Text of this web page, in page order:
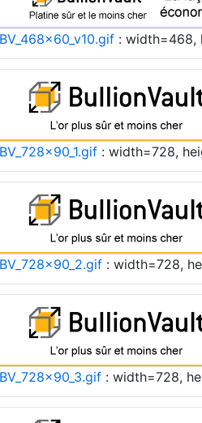
BV_468x60_v10.gif : width=468,
BV_728x90_1.gif : width=728,
BV_728x90_2.gif : width=728,
BV_728x90_3.gif : width=728,